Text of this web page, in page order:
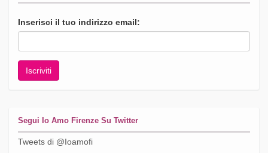
Inserisci il tuo indirizzo email:
Segui Io Amo Firenze Su Twitter
Tweets di @Ioamofi